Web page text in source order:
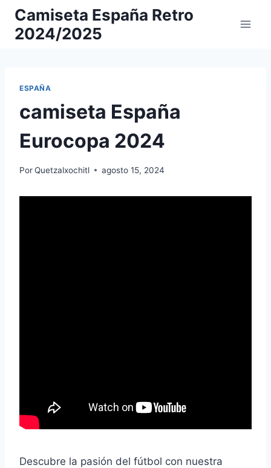
Saltar
contenido
Camiseta España Retro
2024/2025
ESPAÑA
camiseta España
Eurocopa 2024
PorQuetzalxochitl agosto 15, 2024
Descubre la pasión del fútbol con nuestra